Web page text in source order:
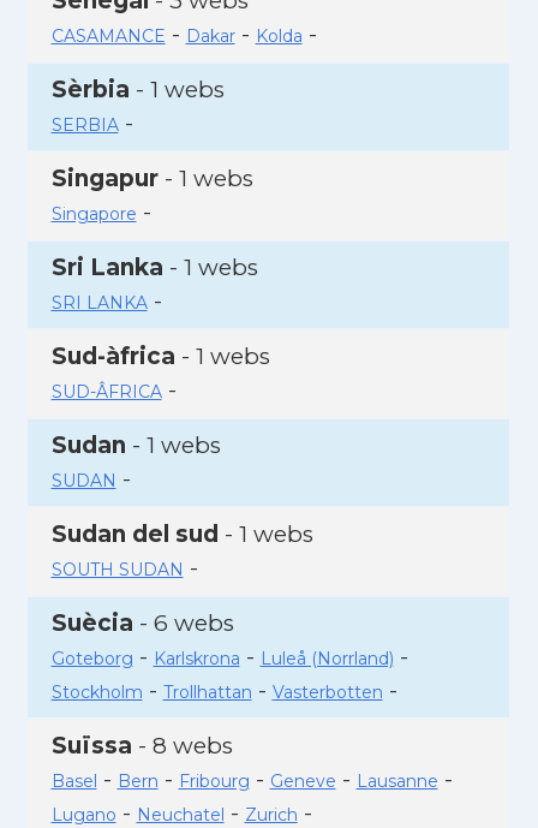
CASAMANCE - Dakar- Kolda -
Sèrbia - 1 webs
SERBIA-
Singapur- 1 webs
Singapore -
Sri Lanka - 1 webs
SRI LANKA-
Sud-àfrica - 1 webs
SUD-ÂFRICA-
Sudan - 1 webs
SUDAN -
Sudan del sud - 1 webs
SOUTH SUDAN -
Suècia - 6 webs
Goteborg - Karlskrona - Luleå (Norrland) -
Stockholm - Trollhattan - Vasterbotten -
Suïssa - 8 webs
Basel - Bern - Fribourg - Geneve - Lausanne -
Lugano - Neuchatel - Zurich -